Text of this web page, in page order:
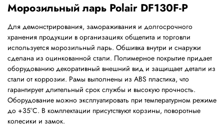
Морозильный ларь Polair DF130F-P
Для демонстрирования, замораживания и долгосрочного
хранения продукции в организациях общепита и торговли
используется морозильный ларь. Обшивка внутри и снаружи
сделана из оцинкованной стали. Полимерное покрытие придает
оборудованию декоративный внешний вид и защищает детали из
стали от коррозии. Рамы выполнены из ABS пластика, что
гарантирует длительный срок службы и высокую прочность.
Оборудование можно эксплуатировать при температурном режиме
до +35°С. В комплектации присутствуют корзины, поворотные
колесики и замок.